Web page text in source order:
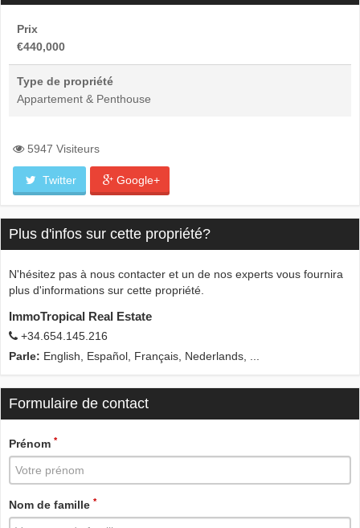
Prix
€440,000
Type de propriété
Appartement & Penthouse
5947 Visiteurs
Twitter Google+
Plus d'infos sur cette propriété?
N'hésitez pas à nous contacter et un de nos experts vous fournira
plus d'informations sur cette propriété.
ImmoTropical Real Estate
+34.654.145.216
Parle: English, Español, Français, Nederlands, ...
Formulaire de contact
Prénom *
Nom de famille *